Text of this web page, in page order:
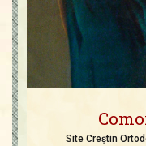
Site Creștin